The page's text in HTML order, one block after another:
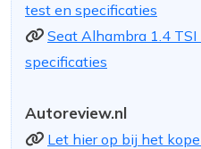
test en specificaties
Seat Alhambra 1.4
specificaties
Autoreview.nl
Let hier op bij het